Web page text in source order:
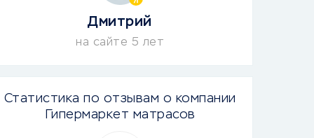
Дмитрий
на сайте 5 лет
Статистика по отзывам о компании
Гипермаркет матрасов